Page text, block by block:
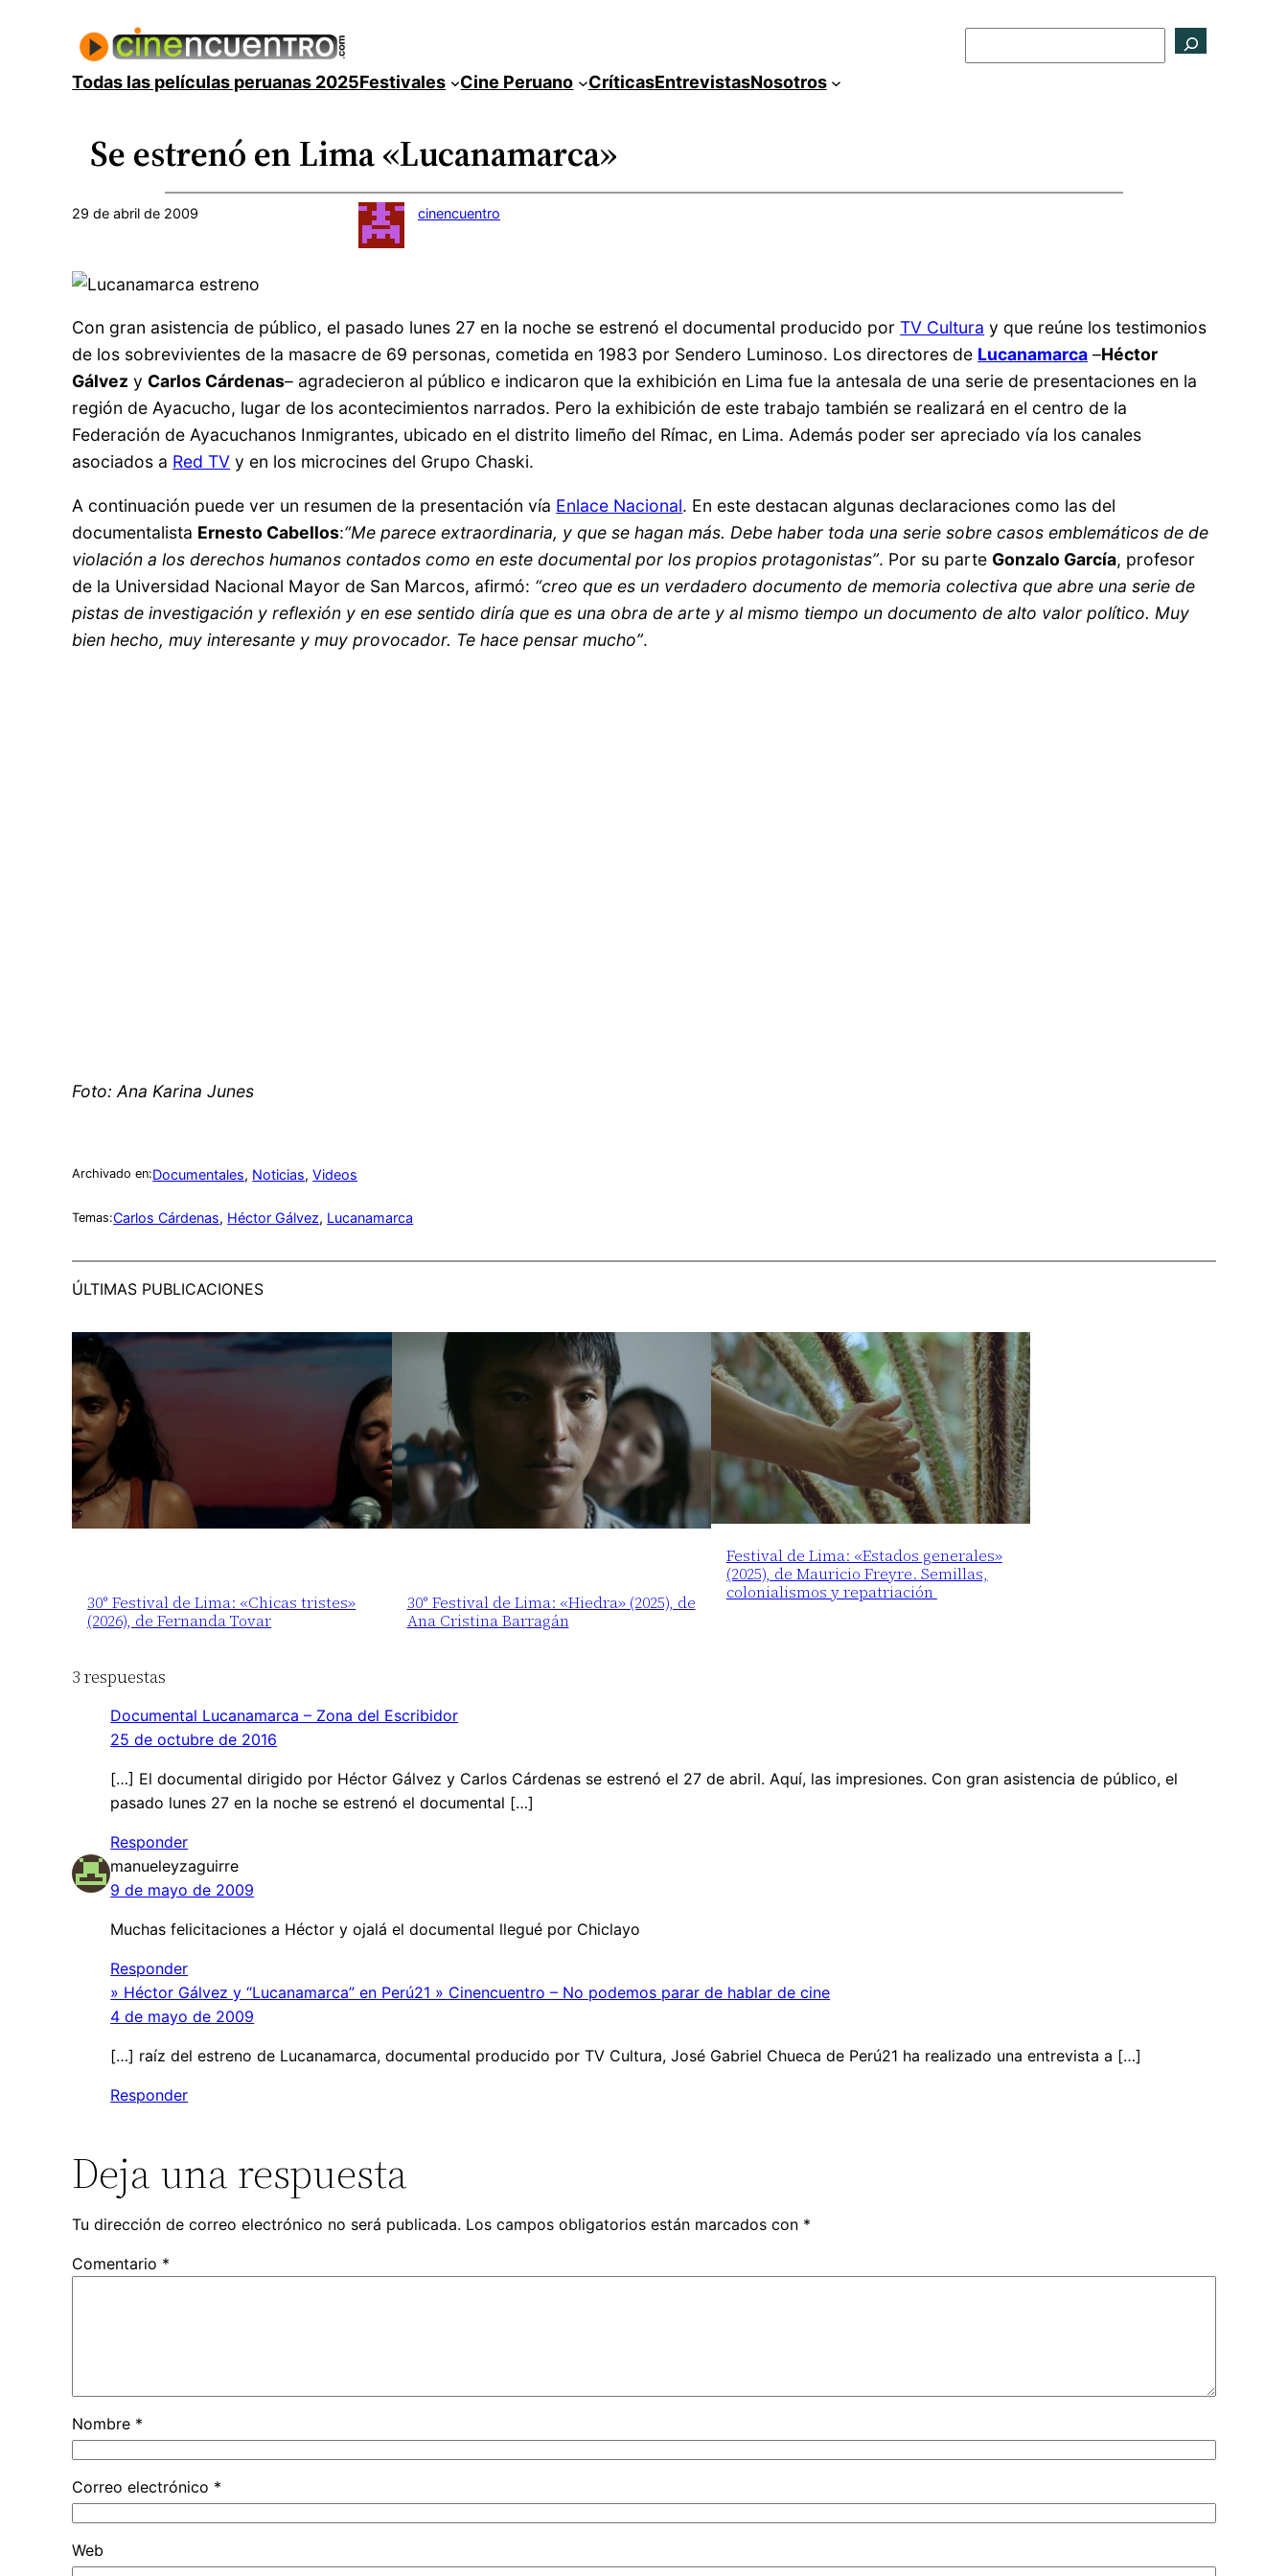
contenidoTodas las películas peruanas 2025Festivales Cine Peruano CríticasEntrevistasNosotros
Se estrenó en Lima «Lucanamarca»
29 de abril de 2009 cinencuentro
Con gran asistencia de público, el pasado lunes 27 en la noche se estrenó el documental producido porTV Cultura y que reúne los testimonios
de los sobrevivientes de la masacre de 69 personas, cometida en 1983 por Sendero Luminoso. Los directores de Lucanamarca –Héctor
Gálvez y Carlos Cárdenas– agradecieron al público e indicaron que la exhibición en Lima fue la antesala de una serie de presentaciones en la
región de Ayacucho, lugar de los acontecimientos narrados. Pero la exhibición de este trabajo también se realizará en el centro de la
Federación de Ayacuchanos Inmigrantes, ubicado en el distrito limeño del Rímac, en Lima. Además poder ser apreciado vía los canales
asociados a Red TV y en los microcines del Grupo Chaski.
A continuación puede ver un resumen de la presentación vía Enlace Nacional. En este destacan algunas declaraciones como las del
documentalista Ernesto Cabellos:“Me parece extraordinaria, y que se hagan más. Debe haber toda una serie sobre casos emblemáticos de de
violación a los derechos humanos contados como en este documental por los propios protagonistas”. Por su parte Gonzalo García, profesor
de la Universidad Nacional Mayor de San Marcos, afirmó: “creo que es un verdadero documento de memoria colectiva que abre una serie de
pistas de investigación y reflexión y en ese sentido diría que es una obra de arte y al mismo tiempo un documento de alto valor político. Muy
bien hecho, muy interesante y muy provocador. Te hace pensar mucho”.
Foto: Ana Karina Junes
Archivado en:Documentales, Noticias, Videos
Temas:Carlos Cárdenas, Héctor Gálvez, Lucanamarca
ÚLTIMAS PUBLICACIONES
30° Festival de Lima: «Chicas tristes»
(2026), de Fernanda Tovar
30° Festival de Lima: «Hiedra» (2025), de
Ana Cristina Barragán
Festival de Lima: «Estados generales»
(2025), de Mauricio Freyre. Semillas,
colonialismos y repatriación
3 respuestas
Documental Lucanamarca – Zona del Escribidor
25 de octubre de 2016
[…] El documental dirigido por Héctor Gálvez y Carlos Cárdenas se estrenó el 27 de abril. Aquí, las impresiones. Con gran asistencia de público, el
pasado lunes 27 en la noche se estrenó el documental […]
Responder
manueleyzaguirre
9 de mayo de 2009
Muchas felicitaciones a Héctor y ojalá el documental llegué por Chiclayo
Responder
» Héctor Gálvez y “Lucanamarca” en Perú21 » Cinencuentro – No podemos parar de hablar de cine
4 de mayo de 2009
[…] raíz del estreno de Lucanamarca, documental producido por TV Cultura, José Gabriel Chueca de Perú21 ha realizado una entrevista a […]
Responder
Deja una respuesta
Tu dirección de correo electrónico no será publicada. Los campos obligatorios están marcados con *
Comentario *
Nombre *
Correo electrónico *
Web